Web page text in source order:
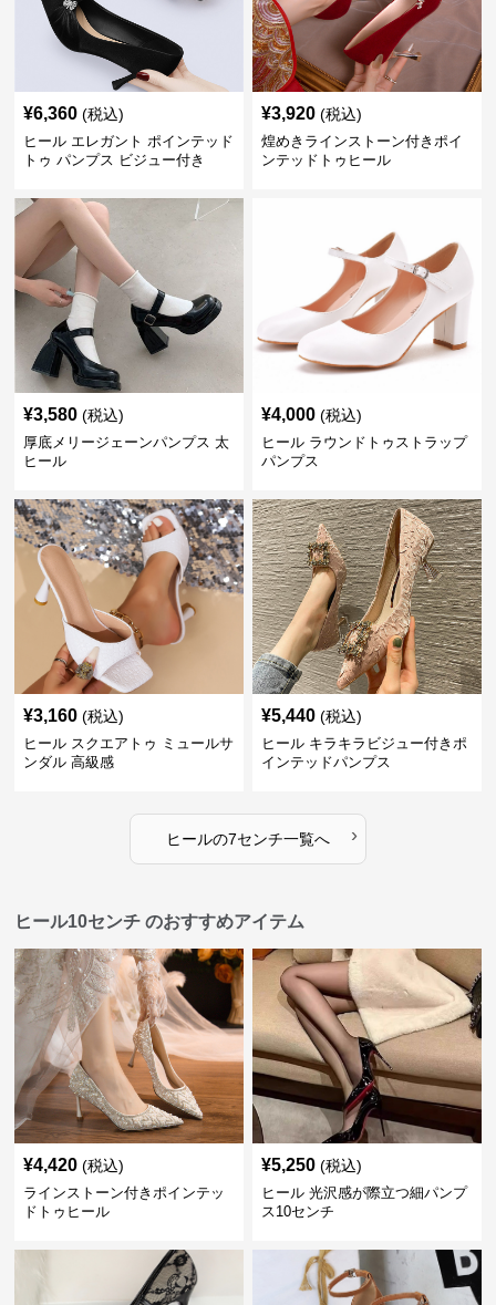
¥6,360 (税込)
ヒール エレガント ポインテッド
トゥ パンプス ビジュー付き
¥3,920 (税込)
煌めきラインストーン付きポイ
ンテッドトゥヒール
¥3,580 (税込)
厚底メリージェーンパンプス 太
ヒール
¥4,000 (税込)
ヒール ラウンドトゥストラップ
パンプス
¥3,160 (税込)
ヒール スクエアトゥ ミュールサ
ンダル 高級感
¥5,440 (税込)
ヒール キラキラビジュー付きポ
インテッドパンプス
ヒールの7センチ一覧へ ›
ヒール10センチ のおすすめアイテム
¥4,420 (税込)
ラインストーン付きポインテッ
ドトゥヒール
¥5,250 (税込)
ヒール 光沢感が際立つ細パンプ
ス10センチ